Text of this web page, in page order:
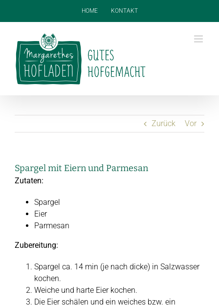
HOME KONTAKT
Zurück Vor
Spargel mit Eiern und Parmesan
Zutaten:
Spargel
Eier
Parmesan
Zubereitung:
Spargel ca. 14 min (je nach dicke) in Salzwasser
kochen.
Weiche und harte Eier kochen.
Die Eier schälen und ein weiches bzw. ein